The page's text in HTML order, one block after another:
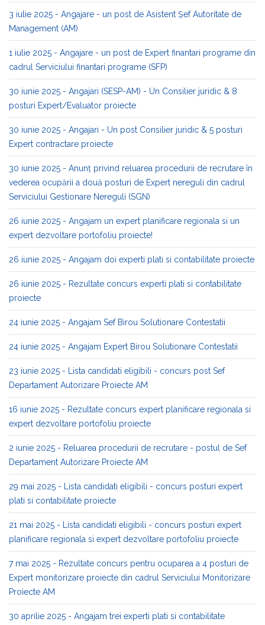
3 iulie 2025 - Angajare - un post de Asistent Șef Autoritate de
Management (AM)
1 iulie 2025 - Angajare - un post de Expert finantari programe din
cadrul Serviciului finantari programe (SFP)
30 iunie 2025 - Angajari (SESP-AM) - Un Consilier juridic & 8
posturi Expert/Evaluator proiecte
30 iunie 2025 - Angajari - Un post Consilier juridic & 5 posturi
Expert contractare proiecte
30 iunie 2025 - Anunț privind reluarea procedurii de recrutare în
vederea ocupării a două posturi de Expert nereguli din cadrul
Serviciului Gestionare Nereguli (SGN)
26 iunie 2025 - Angajam un expert planificare regionala si un
expert dezvoltare portofoliu proiecte!
26 iunie 2025 - Angajam doi experti plati si contabilitate proiecte
26 iunie 2025 - Rezultate concurs experti plati si contabilitate
proiecte
24 iunie 2025 - Angajam Sef Birou Solutionare Contestatii
24 iunie 2025 - Angajam Expert Birou Solutionare Contestatii
23 iunie 2025 - Lista candidati eligibili - concurs post Sef
Departament Autorizare Proiecte AM
16 iunie 2025 - Rezultate concurs expert planificare regionala si
expert dezvoltare portofoliu proiecte
2 iunie 2025 - Reluarea procedurii de recrutare - postul de Sef
Departament Autorizare Proiecte AM
29 mai 2025 - Lista candidati eligibili - concurs posturi expert
plati si contabilitate proiecte
21 mai 2025 - Lista candidati eligibili - concurs posturi expert
planificare regionala si expert dezvoltare portofoliu proiecte
7 mai 2025 - Rezultate concurs pentru ocuparea a 4 posturi de
Expert monitorizare proiecte din cadrul Serviciului Monitorizare
Proiecte AM
30 aprilie 2025 - Angajam trei experti plati si contabilitate